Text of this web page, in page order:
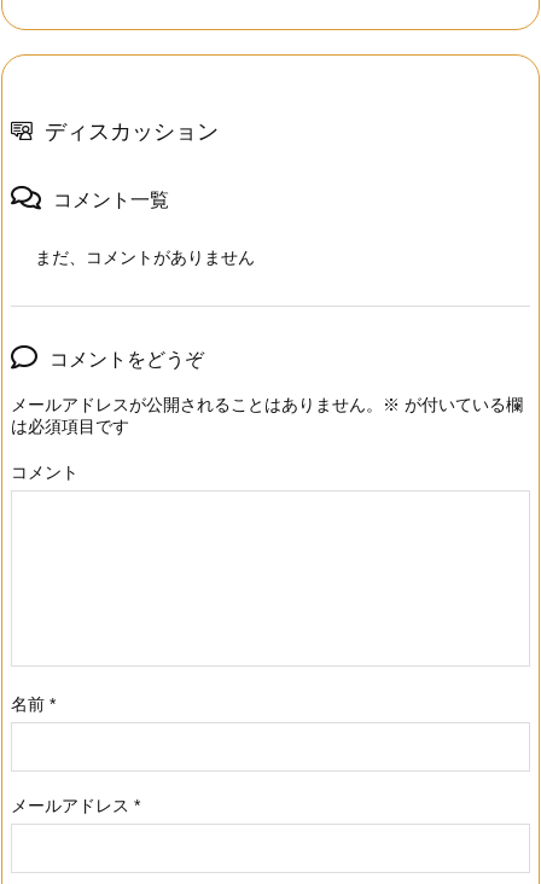
ディスカッション
コメント一覧
まだ、コメントがありません
コメントをどうぞ
メールアドレスが公開されることはありません。 ※ が付いている欄
は必須項目です
コメント
名前 *
メールアドレス *